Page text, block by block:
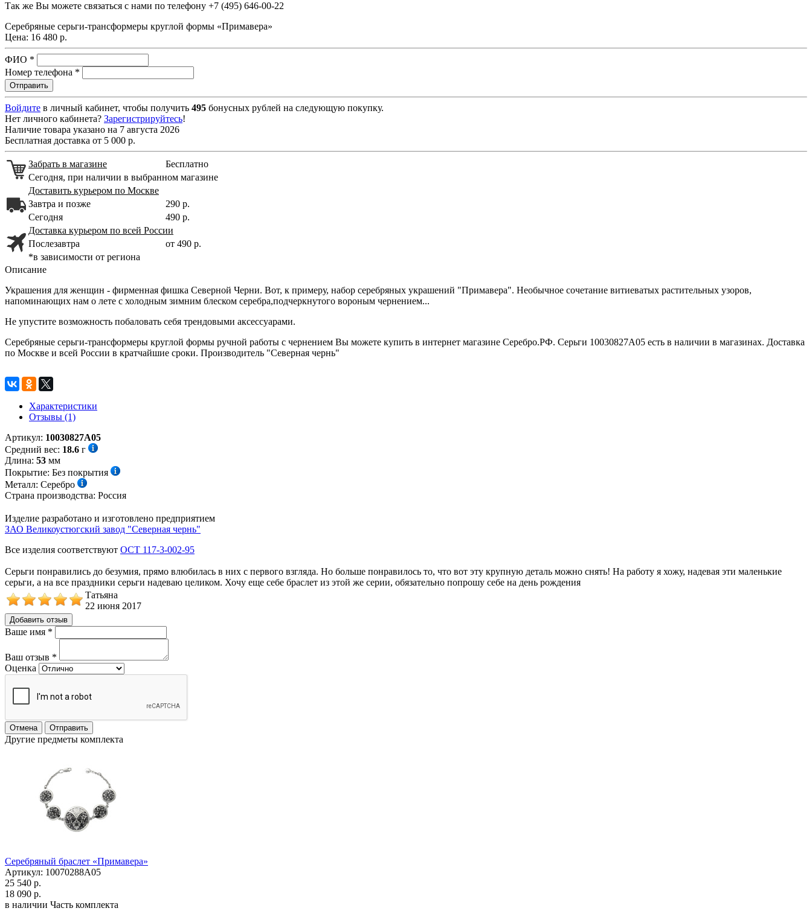
Так же Вы можете связаться с нами по телефону +7 (495) 646-00-22
Серебряные серьги-трансформеры круглой формы «Примавера»
Цена: 16 480 р.
ФИО *
Номер телефона *
Войдите в личный кабинет, чтобы получить 495 бонусных рублей на следующую покупку.
Нет личного кабинета? Зарегистрируйтесь!
Наличие товара указано на 7 августа 2026
Бесплатная доставка от 5 000 р.
Забрать в магазине
Бесплатно
Сегодня, при наличии в выбранном магазине
Доставить курьером по Москве
Завтра и позже
290 р.
Сегодня
490 р.
Доставка курьером по всей России
Послезавтра
от 490 р.
*в зависимости от региона
Описание
Украшения для женщин - фирменная фишка Северной Черни. Вот, к примеру, набор серебряных украшений "Примавера". Необычное сочетание витиеватых растительных узоров,
напоминающих нам о лете с холодным зимним блеском серебра,подчеркнутого вороным чернением...
Не упустите возможность побаловать себя трендовыми аксессуарами.
Серебряные серьги-трансформеры круглой формы ручной работы с чернением Вы можете купить в интернет магазине Серебро.РФ. Серьги 10030827А05 есть в наличии в магазинах. Доставка
по Москве и всей России в кратчайшие сроки. Производитель "Северная чернь"
Характеристики
Отзывы (1)
Артикул: 10030827А05
Средний вес: 18.6 г
Длина: 53 мм
Покрытие: Без покрытия
Металл: Серебро
Страна производства: Россия
Изделие разработано и изготовлено предприятием
ЗАО Великоустюгский завод "Северная чернь"
Все изделия соответствуют ОСТ 117-3-002-95
Серьги понравились до безумия, прямо влюбилась в них с первого взгляда. Но больше понравилось то, что вот эту крупную деталь можно снять! На работу я хожу, надевая эти маленькие
серьги, а на все праздники серьги надеваю целиком. Хочу еще себе браслет из этой же серии, обязательно попрошу себе на день рождения
Татьяна
22 июня 2017
Добавить отзыв
Ваше имя *
Ваш отзыв *
Оценка
Отмена Отправить
Другие предметы комплекта
Серебряный браслет «Примавера»
Артикул: 10070288А05
25 540 р.
18 090 р.
в наличии Часть комплекта